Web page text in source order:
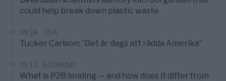
could help break down plastic waste
09:24 USA
Tucker Carlson: ”Det är dags att rädda Amerika”
09:12 ECONOMY
What is P2B lending — and how does it differ from